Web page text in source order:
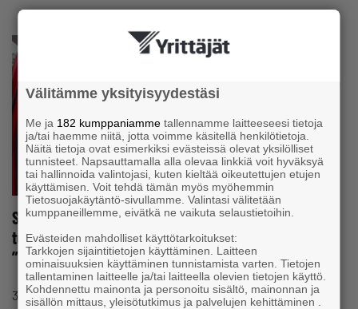
Sähköinen muuttokuorma-auto latautuu parissa
tunnissa, lämmitysenergia aurinkopaneeleista –
”Tällaisen saa tehtaalta nopeammin kuin dieselin”
31.5.2022 klo 11:32 Uutinen #YMPÄRISTÖJAENERGIA
Välitämme yksityisyydestäsi
Me ja 182 kumppaniamme tallennamme laitteeseesi tietoja
ja/tai haemme niitä, jotta voimme käsitellä henkilötietoja.
Näitä tietoja ovat esimerkiksi evästeissä olevat yksilölliset
tunnisteet. Napsauttamalla alla olevaa linkkiä voit hyväksyä
tai hallinnoida valintojasi, kuten kieltää oikeutettujen etujen
käyttämisen. Voit tehdä tämän myös myöhemmin
Tietosuojakäytäntö-sivullamme. Valintasi välitetään
kumppaneillemme, eivätkä ne vaikuta selaustietoihin.
Evästeiden mahdolliset käyttötarkoitukset:
Tarkkojen sijaintitietojen käyttäminen. Laitteen
ominaisuuksien käyttäminen tunnistamista varten. Tietojen
tallentaminen laitteelle ja/tai laitteella olevien tietojen käyttö.
Kohdennettu mainonta ja personoitu sisältö, mainonnan ja
sisällön mittaus, yleisötutkimus ja palvelujen kehittäminen .